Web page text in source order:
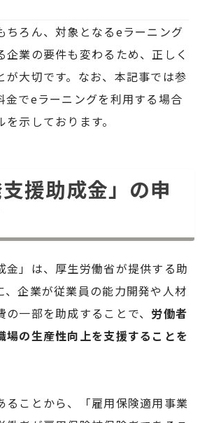
ちろん、対象となるeラーニング
企業の要件も変わるため、正しく
が大切です。なお、本記事では参
金でeラーニングを利用する場合
示しております。
支援助成金」の申
金」は、厚生労働省が提供する助
、企業が従業員の能力開発や人材
一部を助成することで、 労働者
場の生産性向上を支援することを
ることから、「雇用保険適用事業